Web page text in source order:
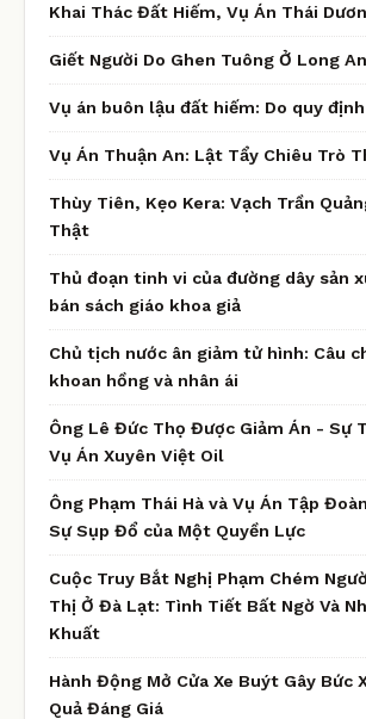
Khai Thác Đất Hiếm, Vụ Án Thái
Giết Người Do Ghen Tuông Ở Long An
Vụ án buôn lậu đất hiếm: Do quy
Vụ Án Thuận An: Lật Tẩy Chiêu Trò
Thùy Tiên, Kẹo Kera: Vạch Trần
Thật
Thủ đoạn tinh vi của đường dây sản
bán sách giáo khoa giả
Chủ tịch nước ân giảm tử hình: Câu
khoan hồng và nhân ái
Ông Lê Đức Thọ Được Giảm Án - Sự
Vụ Án Xuyên Việt Oil
Ông Phạm Thái Hà và Vụ Án Tập
Sự Sụp Đổ của Một Quyền Lực
Cuộc Truy Bắt Nghị Phạm Chém
Thị Ở Đà Lạt: Tình Tiết Bất Ngờ Và
Khuất
Hành Động Mở Cửa Xe Buýt Gây Bức
Quả Đáng Giá